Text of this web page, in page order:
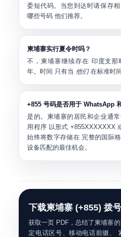
委短代码。当您到达时请保存
哪些号码 他们推荐。
柬埔寨实行夏令时吗？
不，柬埔寨继续存在 印度支那
年。时间 只有当 他们在标准时
+855 号码是否用于 WhatsApp
是的。柬埔寨的居民和企业通
用程序 以形式 +855XXXXXXX
始终将数字存储在 完整的国际
设备匹配的最佳机会。
下载柬埔寨 (+855) 拨
获取一页 PDF，总结了柬埔寨
定电话区号、移动电话前缀、